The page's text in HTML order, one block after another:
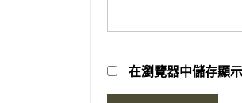
在瀏覽器中儲存顯